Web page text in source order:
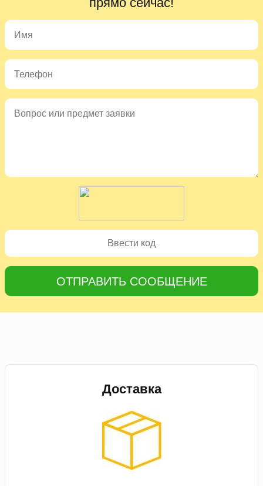
ОТПРАВИТЬ СООБЩЕНИЕ
Доставка